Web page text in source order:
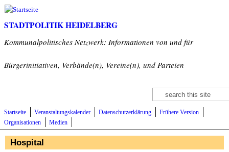
Direkt zum Inhalt
STADTPOLITIK HEIDELBERG
Kommunalpolitisches Netzwerk: Informationen von und für
Bürgerinitiativen, Verbände(n), Vereine(n), und Parteien
Suchformular
Suche
Startseite Veranstaltungskalender Datenschutzerklärung
Frühere Version
Organisationen
Medien
Hospital